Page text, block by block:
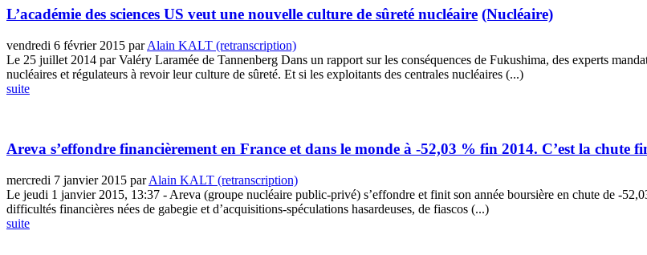
L’académie des sciences US veut une nouvelle culture de sûreté nucléaire (Nucléaire)
vendredi 6 février 2015 parAlain KALT (retranscription)
Le 25 juillet 2014 par Valéry Laramée de Tannenberg Dans un rapport sur les conséquences de Fukushima, des experts
nucléaires et régulateurs à revoir leur culture de sûreté. Et si les exploitants des centrales nucléaires (...)
suite
Areva s’effondre financièrement en France et dans le monde à -52,03 % fin 2014. C’est la chute
mercredi 7 janvier 2015 parAlain KALT (retranscription)
Le jeudi 1 janvier 2015, 13:37 - Areva (groupe nucléaire public-privé) s’effondre et finit son année boursière en chute de -
difficultés financières nées de gabegie et d’acquisitions-spéculations hasardeuses, de fiascos (...)
suite